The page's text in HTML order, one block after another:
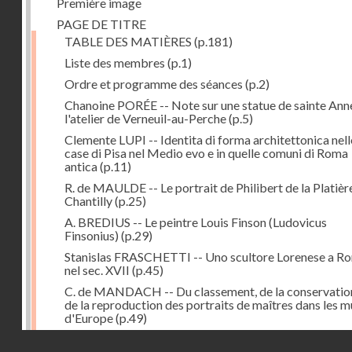
PAGE DE TITRE
TABLE DES MATIÈRES (p.181)
Liste des membres (p.1)
Ordre et programme des séances (p.2)
Chanoine PORÉE -- Note sur une statue de sainte
l'atelier de Verneuil-au-Perche(p.5)
Clemente LUPI -- Identita di forma architettonica
case di Pisa nel Medio evo e in quelle comuni di Roma
antica(p.11)
R. de MAULDE -- Le portrait de Philibert de la
Chantilly(p.25)
A. BREDIUS -- Le peintre Louis Finson (Ludovicus
Finsonius) (p.29)
Stanislas FRASCHETTI -- Uno scultore Lorenese a
nel sec. XVII (p.45)
C. de MANDACH -- Du classement, de la
de la reproduction des portraits de maîtres dans les
d'Europe(p.49)